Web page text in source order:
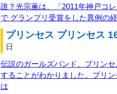
誰？光宗薫は、「2011年神戸コ
で グランプリ受賞をした異例の
プリンセス プリンセス
日
伝説のガールズバンド、プリン
することがわかりました。プリ
は